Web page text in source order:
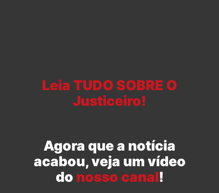
Leia TUDO SOBRE O
Justiceiro!
Agora que a notícia
acabou, veja um vídeo
do nosso canal!